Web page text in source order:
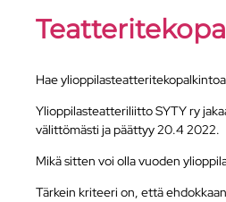
Hae
Ylioppilasteatteriliitto SYTY ry
välittömästi ja päättyy 20.4 2022.
Mikä sitten voi olla vuoden
Tärkein kriteeri on, että